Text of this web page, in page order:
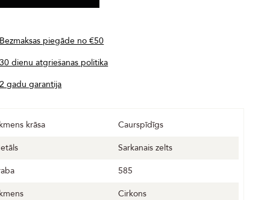
Bezmaksas piegāde no €50
30 dienu atgriešanas politika
2 gadu garantija
krāsa
Caurspīdīgs
Sarkanais zelts
585
Cirkons